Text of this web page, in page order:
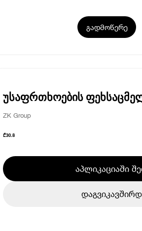
გადმოწერე
უსაფრთხოების
ZK Group
₾30.8
აპლიკაციაში